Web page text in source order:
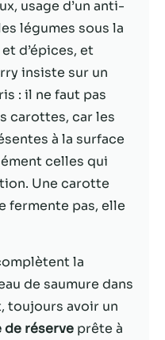
usage d’un anti-
légumes sous la
d’épices, et
insiste sur un
: il ne faut pas
carottes, car les
à la surface
celles qui
Une carotte
fermente pas, elle
la
de saumure dans
toujours avoir un
de réserve prête à
améliorer la
fonctionnalité
et la structure
du site Web,
en fonction
de la façon
dont le site
Web est
utilisé.
Experience
Afin que notre
aussi bien que
possible lors
de votre visite.
Si vous refusez
ces cookies,